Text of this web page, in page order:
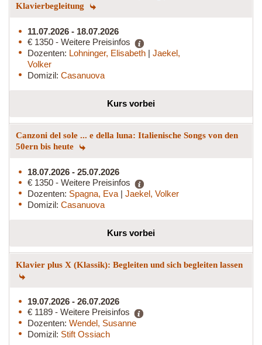
Klavierbegleitung
11.07.2026 - 18.07.2026
€ 1350 - Weitere Preisinfos
Dozenten: Lohninger, Elisabeth | Jaekel,
Volker
Domizil: Casanuova
Kurs vorbei
Canzoni del sole ... e della luna: Italienische Songs von den
50ern bis heute
18.07.2026 - 25.07.2026
€ 1350 - Weitere Preisinfos
Dozenten: Spagna, Eva | Jaekel, Volker
Domizil: Casanuova
Kurs vorbei
Klavier plus X (Klassik): Begleiten und sich begleiten lassen
19.07.2026 - 26.07.2026
€ 1189 - Weitere Preisinfos
Dozenten: Wendel, Susanne
Domizil: Stift Ossiach